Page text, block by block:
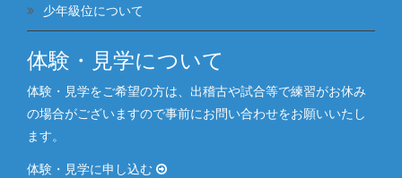
少年級位について
体験・見学について
体験・見学をご希望の方は、出稽古や試合等で練習がお休み
の場合がございますので事前にお問い合わせをお願いいたし
ます。
体験・見学に申し込む